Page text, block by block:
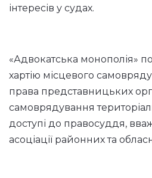
інтересів у судах.
«Адвокатська монополія»
хартію місцевого
права представницьких
самоврядування
доступі до правосуддя,
асоціації районних та